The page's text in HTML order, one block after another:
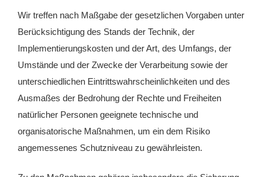
Wir treffen nach Maßgabe der gesetzlichen Vorgaben unter
Berücksichtigung des Stands der Technik, der
Implementierungskosten und der Art, des Umfangs, der
Umstände und der Zwecke der Verarbeitung sowie der
unterschiedlichen Eintrittswahrscheinlichkeiten und des
Ausmaßes der Bedrohung der Rechte und Freiheiten
natürlicher Personen geeignete technische und
organisatorische Maßnahmen, um ein dem Risiko
angemessenes Schutzniveau zu gewährleisten.